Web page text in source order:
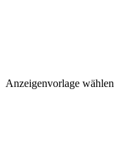
Anzeigenvorlage wählen